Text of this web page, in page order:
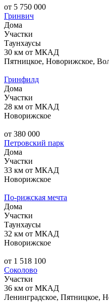
от 5 750 000
Гринвич
Дома
Участки
Таунхаусы
30 км от МКАД
Пятницкое, Новорижское,
Гринфилд
Дома
Участки
28 км от МКАД
Новорижское
от 380 000
Петровский парк
Дома
Участки
33 км от МКАД
Новорижское
По-рижская мечта
Дома
Участки
Таунхаусы
32 км от МКАД
Новорижское
от 1 518 100
Соколово
Участки
36 км от МКАД
Ленинградское, Пятницкое,